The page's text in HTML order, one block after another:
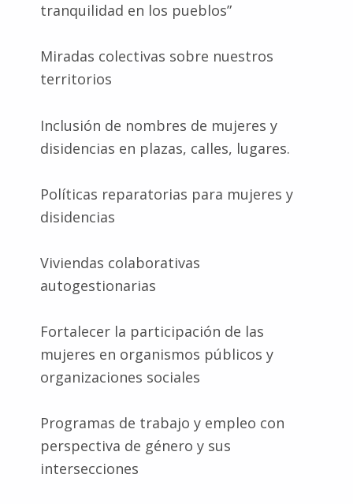
tranquilidad en los pueblos”
Miradas colectivas sobre nuestros
territorios
Inclusión de nombres de mujeres y
disidencias en plazas, calles, lugares.
Políticas reparatorias para mujeres y
disidencias
Viviendas colaborativas
autogestionarias
Fortalecer la participación de las
mujeres en organismos públicos y
organizaciones sociales
Programas de trabajo y empleo con
perspectiva de género y sus
intersecciones